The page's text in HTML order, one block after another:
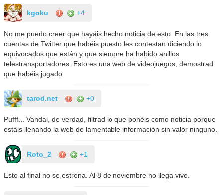
kgoku +4
No me puedo creer que hayáis hecho noticia de esto. En las tres
cuentas de Twitter que habéis puesto les contestan diciendo lo
equivocados que están y que siempre ha habido anillos
telestransportadores. Esto es una web de videojuegos, demostrad
que habéis jugado.
tarod.net +0
Pufff... Vandal, de verdad, filtrad lo que ponéis como noticia porque
estáis llenando la web de lamentable información sin valor ninguno.
Roto_2 +1
Esto al final no se estrena. Al 8 de noviembre no llega vivo.